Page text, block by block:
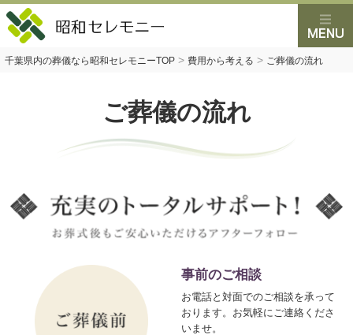
千葉県内の葬儀なら昭和セレモニーTOP > 費用から考える > ご葬儀の流れ
ご葬儀の流れ
事前のご相談
お電話と対面でのご相談を承って
おります。お気軽にご連絡くださ
いませ。